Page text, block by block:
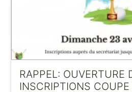
RAPPEL: OUVERTURE
INSCRIPTIONS COUPE